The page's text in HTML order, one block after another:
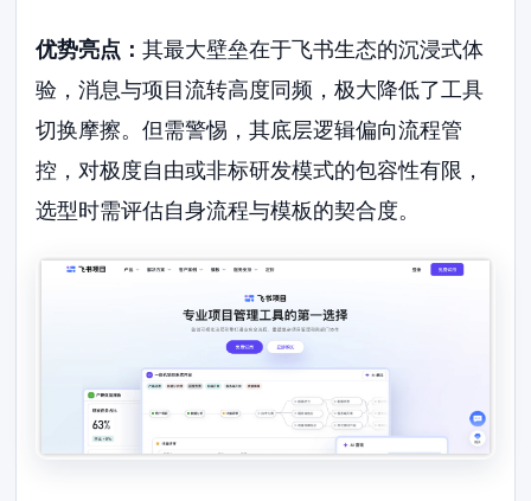
优势亮点：其最大壁垒在于飞书生态的沉浸式体
验，消息与项目流转高度同频，极大降低了工具
切换摩擦。但需警惕，其底层逻辑偏向流程管
控，对极度自由或非标研发模式的包容性有限，
选型时需评估自身流程与模板的契合度。